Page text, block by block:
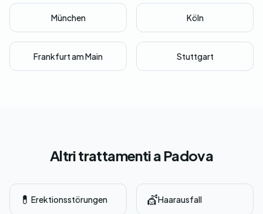
München Köln
Frankfurt am Main Stuttgart
Altri trattamenti a Padova
💊 Erektionsstörungen 💇Haarausfall